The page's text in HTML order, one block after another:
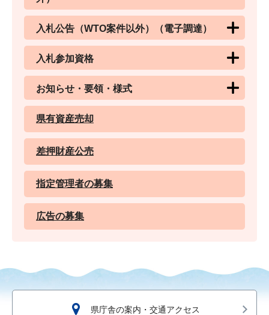
入札公告（WTO案件以外）（電子調達）
入札参加資格
お知らせ・要領・様式
県有資産売却
差押財産公売
指定管理者の募集
広告の募集
県庁舎の案内・交通アクセス